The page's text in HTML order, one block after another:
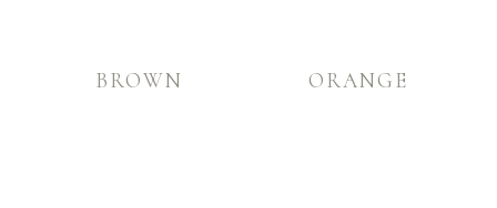
BROWN ORANGE